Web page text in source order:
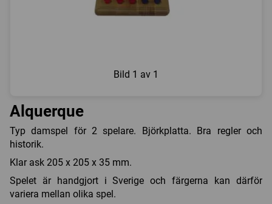
Bild 1 av 1
Alquerque
Typ damspel för 2 spelare. Björkplatta. Bra regler och
historik.
Klar ask 205 x 205 x 35 mm.
Spelet är handgjort i Sverige och färgerna kan därför
variera mellan olika spel.